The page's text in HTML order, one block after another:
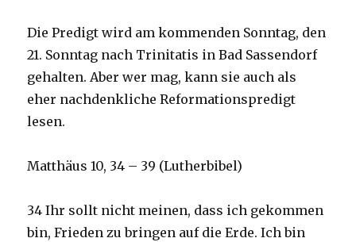
Die Predigt wird am kommenden Sonntag, den
21. Sonntag nach Trinitatis in Bad Sassendorf
gehalten. Aber wer mag, kann sie auch als
eher nachdenkliche Reformationspredigt
lesen.
Matthäus 10, 34 – 39 (Lutherbibel)
34 Ihr sollt nicht meinen, dass ich gekommen
bin, Frieden zu bringen auf die Erde. Ich bin